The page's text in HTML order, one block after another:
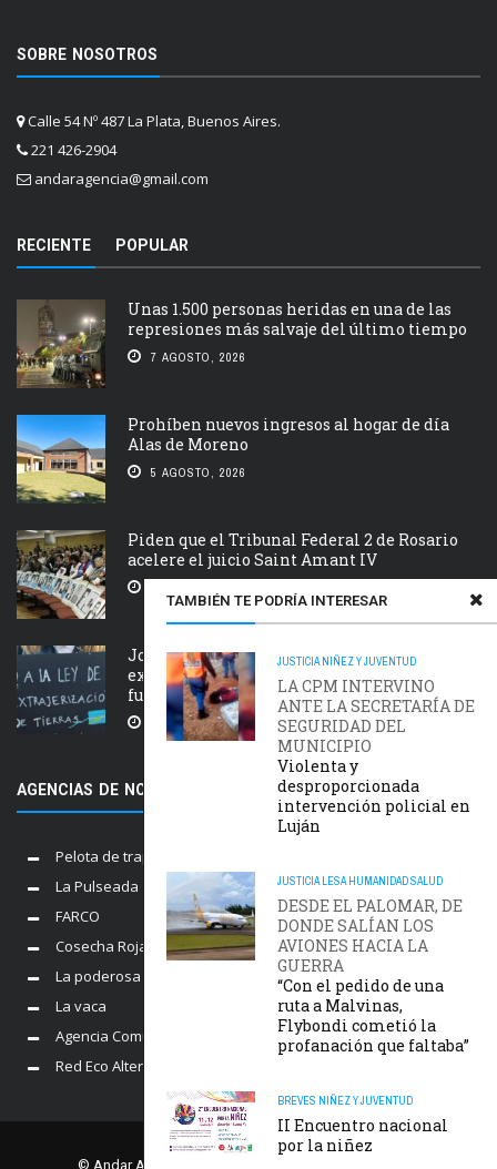
TAMBIÉN TE PODRÍA INTERESAR
JUSTICIA NIÑEZ Y JUVENTUD
LA CPM INTERVINO
ANTE LA SECRETARÍA DE
SEGURIDAD DEL
MUNICIPIO
Violenta y
desproporcionada
intervención policial en
Luján
JUSTICIA LESA HUMANIDADSALUD
DESDE EL PALOMAR, DE
DONDE SALÍAN LOS
AVIONES HACIA LA
GUERRA
“Con el pedido de una
ruta a Malvinas,
Flybondi cometió la
profanación que faltaba”
BREVES NIÑEZ Y JUVENTUD
II Encuentro nacional
por la niñez
SOBRE NOSOTROS
Calle 54 Nº 487 La Plata, Buenos Aires.
221 426-2904
andaragencia@gmail.com
RECIENTE POPULAR
Unas 1.500 personas heridas en una de las
represiones más salvaje del último tiempo
7 AGOSTO, 2026
Prohíben nuevos ingresos al hogar de día
Alas de Moreno
5 AGOSTO, 2026
Piden que el Tribunal Federal 2 de Rosario
acelere el juicio Saint Amant IV
Jornada nacional en rechazo a la
extranjerización de tierras, manejo del
fuego y desalojos
5 AGOSTO, 2026
AGENCIAS DE NOTICIAS AMIGAS
Pelota de trapo
La Pulseada
FARCO
Cosecha Roja
La poderosa
La vaca
Agencia Comunica
Red Eco Alternativo
© Andar Agencia. Comisión Provincial por la Memoria